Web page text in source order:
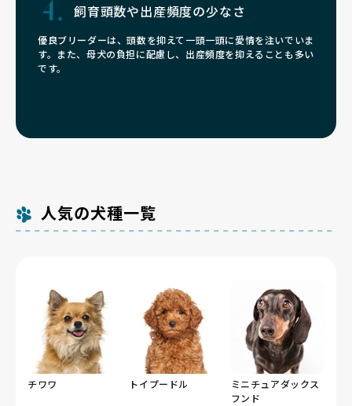
飼育頭数や出産頻度の少なさ
優良ブリーダーは、頭数を抑えて一頭一頭に愛情を注いでいま
す。また、母犬の負担に配慮し、出産頻度を抑えることも多い
です。
人気の犬種一覧
チワワ トイプードル
ミニチュアダックス
フンド